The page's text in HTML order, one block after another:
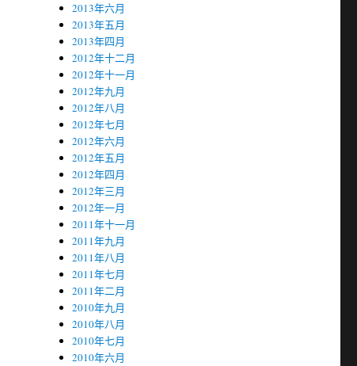
2013年六月
2013年五月
2013年四月
2012年十二月
2012年十一月
2012年九月
2012年八月
2012年七月
2012年六月
2012年五月
2012年四月
2012年三月
2012年一月
2011年十一月
2011年九月
2011年八月
2011年七月
2011年二月
2010年九月
2010年八月
2010年七月
2010年六月